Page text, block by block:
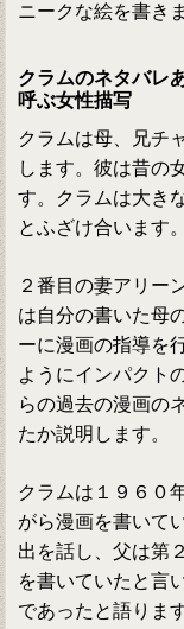
ニークな絵を書き
クラムのネタバレ
呼ぶ女性描写
クラムは母、兄チ
します。彼は昔の
す。クラムは大き
とふざけ合います。
２番目の妻アリー
は自分の書いた母
ーに漫画の指導を
ようにインパクト
らの過去の漫画の
たか説明します。
クラムは１９６０
がら漫画を書いて
出を話し、父は第
を書いていたと言
であったと語りま